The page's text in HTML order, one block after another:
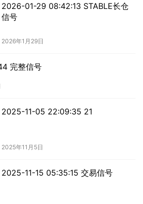
2026-01-29 08:42:13 STABLE长仓
信号
2026年1月29日
完整信号
2025-11-05 22:09:35 21
2025年11月5日
2025-11-15 05:35:15 交易信号